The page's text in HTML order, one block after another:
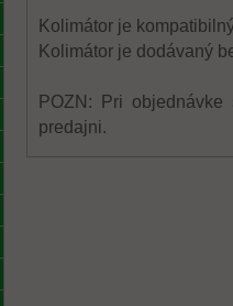
Kolimátor je
Kolimátor je dodávaný
POZN: Pri
predajni.